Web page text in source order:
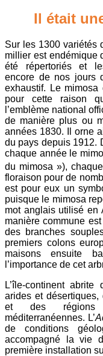
Il était
Sur les 1300 variétés
millier est endémique
été répertoriés et
encore de nos jours
exhaustif. Le mimosa
pour cette raison
l’emblème national
de manière plus ou
années 1830. Il orne
du pays depuis 1912.
chaque année le
du mimosa »),
floraison pour de
est pour eux un
puisque le mimosa
mot anglais utilisé en
manière commune
des branches
premiers colons
maisons ensuite
l’importance de cet
L’île-continent
arides et désertiques,
et des régions
méditerranéennes. L’
de conditions
accompagné la vie
première installation